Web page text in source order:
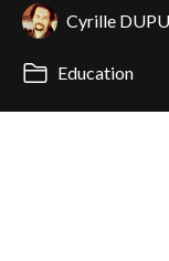
Cyrille
Education